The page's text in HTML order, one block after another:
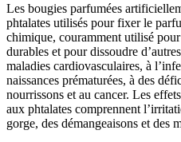
Les bougies parfumées
phtalates utilisés pour fixer le
chimique, couramment utilisé
durables et pour dissoudre
maladies cardiovasculaires, à
naissances prématurées, à des
nourrissons et au cancer. Les
aux phtalates comprennent
gorge, des démangeaisons et des